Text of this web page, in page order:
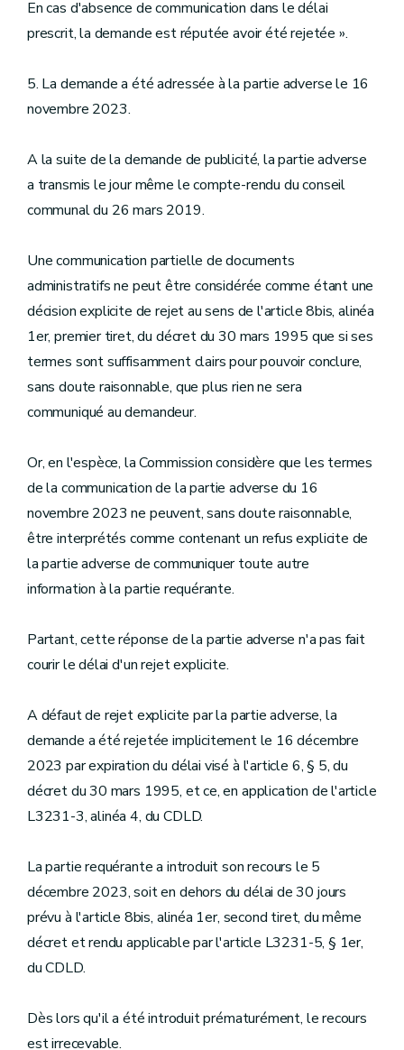
En cas d'absence de communication dans le délai
prescrit, la demande est réputée avoir été rejetée ».
5. La demande a été adressée à la partie adverse le 16
novembre 2023.
A la suite de la demande de publicité, la partie adverse
a transmis le jour même le compte-rendu du conseil
communal du 26 mars 2019.
Une communication partielle de documents
administratifs ne peut être considérée comme étant une
décision explicite de rejet au sens de l'article 8bis, alinéa
1er, premier tiret, du décret du 30 mars 1995 que si ses
termes sont suffisamment clairs pour pouvoir conclure,
sans doute raisonnable, que plus rien ne sera
communiqué au demandeur.
Or, en l'espèce, la Commission considère que les termes
de la communication de la partie adverse du 16
novembre 2023 ne peuvent, sans doute raisonnable,
être interprétés comme contenant un refus explicite de
la partie adverse de communiquer toute autre
information à la partie requérante.
Partant, cette réponse de la partie adverse n'a pas fait
courir le délai d'un rejet explicite.
A défaut de rejet explicite par la partie adverse, la
demande a été rejetée implicitement le 16 décembre
2023 par expiration du délai visé à l'article 6, § 5, du
décret du 30 mars 1995, et ce, en application de l'article
L3231-3, alinéa 4, du CDLD.
La partie requérante a introduit son recours le 5
décembre 2023, soit en dehors du délai de 30 jours
prévu à l'article 8bis, alinéa 1er, second tiret, du même
décret et rendu applicable par l'article L3231-5, § 1er,
du CDLD.
Dès lors qu'il a été introduit prématurément, le recours
est irrecevable.